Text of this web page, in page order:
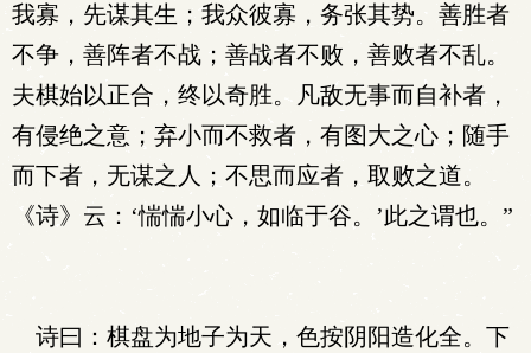
我寡，先谋其生；我众彼寡，务张其势。善胜者
不争，善阵者不战；善战者不败，善败者不乱。
夫棋始以正合，终以奇胜。凡敌无事而自补者，
有侵绝之意；弃小而不救者，有图大之心；随手
而下者，无谋之人；不思而应者，取败之道。
《诗》云：‘惴惴小心，如临于谷。’此之谓也。”
诗曰：棋盘为地子为天，色按阴阳造化全。下